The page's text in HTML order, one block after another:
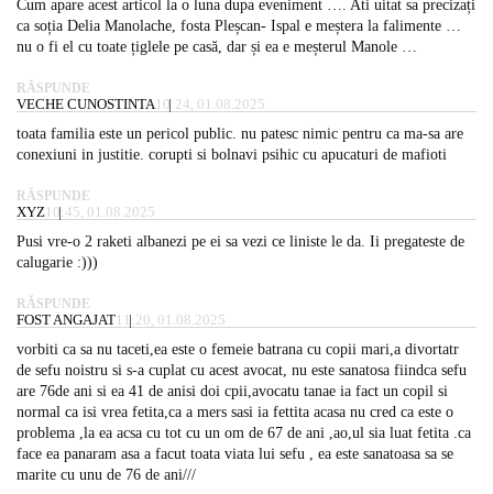
Cum apare acest articol la o luna dupa eveniment …. Ati uitat sa precizați
ca soția Delia Manolache, fosta Pleșcan- Ispal e meștera la falimente …
nu o fi el cu toate țiglele pe casă, dar și ea e meșterul Manole …
RĂSPUNDE
VECHE CUNOSTINTA10:24, 01.08.2025
toata familia este un pericol public. nu patesc nimic pentru ca ma-sa are
conexiuni in justitie. corupti si bolnavi psihic cu apucaturi de mafioti
RĂSPUNDE
XYZ10:45, 01.08.2025
Pusi vre-o 2 raketi albanezi pe ei sa vezi ce liniste le da. Ii pregateste de
calugarie :)))
RĂSPUNDE
FOST ANGAJAT11:20, 01.08.2025
vorbiti ca sa nu taceti,ea este o femeie batrana cu copii mari,a divortatr
de sefu noistru si s-a cuplat cu acest avocat, nu este sanatosa fiindca sefu
are 76de ani si ea 41 de anisi doi cpii,avocatu tanae ia fact un copil si
normal ca isi vrea fetita,ca a mers sasi ia fettita acasa nu cred ca este o
problema ,la ea acsa cu tot cu un om de 67 de ani ,ao,ul sia luat fetita .ca
face ea panaram asa a facut toata viata lui sefu , ea este sanatoasa sa se
marite cu unu de 76 de ani///